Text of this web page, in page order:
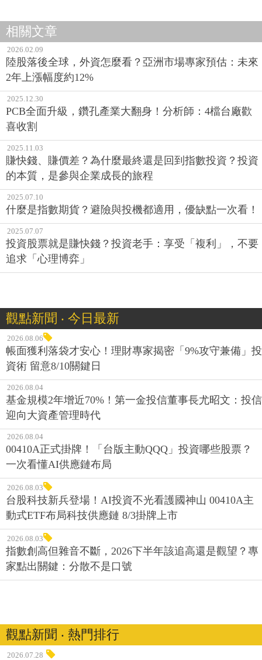
相關文章
2026.02.09
陸股落後全球，外資怎麼看？亞洲市場專家預估：未來
2年上漲幅度約12%
2025.12.30
PCB全面升級，鑽孔產業大翻身！分析師：4檔台廠歡
喜收割
2025.11.03
賺快錢、賺價差？為什麼最終還是回到指數投資？投資
的本質，是參與企業成長的旅程
2025.07.10
什麼是指數期貨？避險與投機都適用，優缺點一次看！
2025.07.07
投資股票就是賺快錢？投資老手：享受「複利」，不要
追求「心理博弈」
觀點新聞 ‧ 今日最新
2026.08.06
帳面獲利落袋才安心！理財專家揭密「9%攻守兼備」投
資術 留意8/10關鍵日
2026.08.04
基金規模2年增近70%！第一金投信董事長尤昭文：投信
迎向大資產管理時代
2026.08.04
00410A正式掛牌！「台版主動QQQ」投資哪些股票？
一次看懂AI供應鏈布局
2026.08.03
台股科技新兵登場！AI投資不光看護國神山 00410A主
動式ETF布局科技供應鏈 8/3掛牌上市
2026.08.03
指數創高但雜音不斷，2026下半年該追高還是觀望？專
家點出關鍵：分散不是口號
觀點新聞 ‧ 熱門排行
2026.07.28